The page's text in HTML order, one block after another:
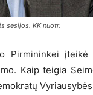
sesijos. KK nuotr.
Pirmininkei
Kaip teigia